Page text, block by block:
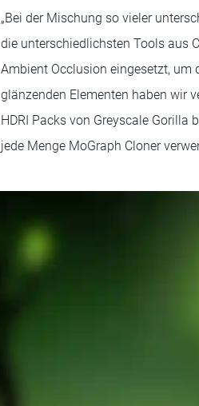
„Bei der Mischung so vieler
die unterschiedlichsten Tools aus
Ambient Occlusion eingesetzt, um
glänzenden Elementen haben wir
HDRI Packs von Greyscale
jede Menge MoGraph Cloner